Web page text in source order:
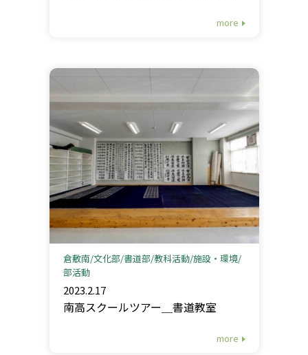
more
倉敷南 文化部 書道部 教科活動 施設・環境
部活動
2023.2.17
南高スクールツアー＿書道教室
more